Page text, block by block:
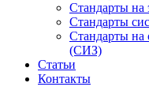
Стандарты на
Стандарты
Стандарты на
(СИЗ)
Статьи
Контакты